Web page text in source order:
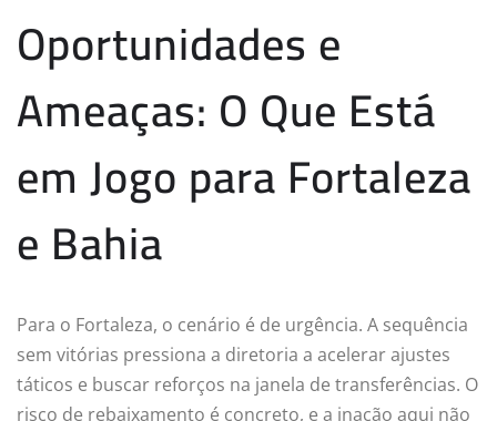
Oportunidades e
Ameaças: O Que Está
em Jogo para Fortaleza
e Bahia
Para o Fortaleza, o cenário é de urgência. A sequência
sem vitórias pressiona a diretoria a acelerar ajustes
táticos e buscar reforços na janela de transferências. O
risco de rebaixamento é concreto, e a inação aqui não